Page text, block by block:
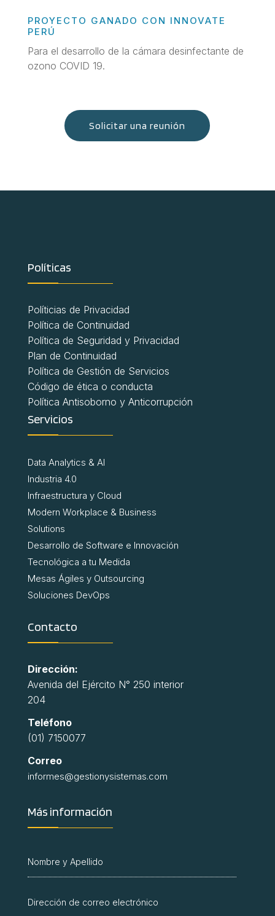
PROYECTO GANADO CON INNOVATE
PERÚ
Para el desarrollo de la cámara desinfectante de
ozono COVID 19.
Solicitar una reunión
Políticas
Políticias de Privacidad
Política de Continuidad
Política de Seguridad y Privacidad
Plan de Continuidad
Política de Gestión de Servicios
Código de ética o conducta
Política Antisoborno y Anticorrupción
Servicios
Data Analytics & AI
Industria 4.0
Infraestructura y Cloud
Modern Workplace & Business
Solutions
Desarrollo de Software e Innovación
Tecnológica a tu Medida
Mesas Ágiles y Outsourcing
Soluciones DevOps
Contacto
Dirección:
Avenida del Ejército N° 250 interior
204
Teléfono
(01) 7150077
Correo
informes@gestionysistemas.com
Más información